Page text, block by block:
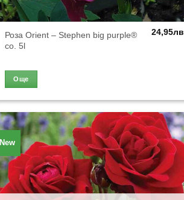
Роза Orient – Stephen big purple®
co. 5l
24,95
Още
New